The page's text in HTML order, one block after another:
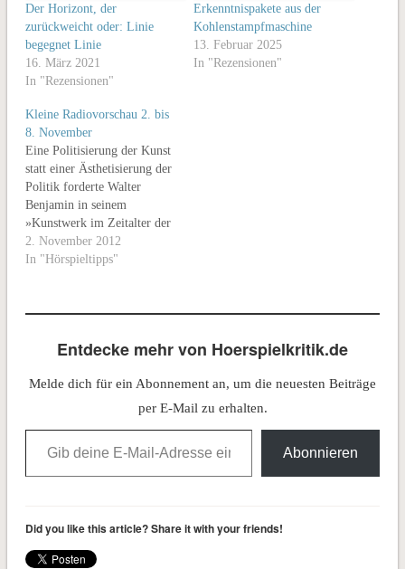
Der Horizont, der
zurückweicht oder: Linie
begegnet Linie
16. März 2021
In "Rezensionen"
Erkenntnispakete aus der
Kohlenstampfmaschine
13. Februar 2025
In "Rezensionen"
Kleine Radiovorschau 2. bis
8. November
Eine Politisierung der Kunst
statt einer Ästhetisierung der
Politik forderte Walter
Benjamin in seinem
»Kunstwerk im Zeitalter der
technischen
Reproduzierbarkeit«. Denn:
gipfeln in einem Punkt.
Krieg.« Die beiden
lassen sich vielleicht an zwei
Kunstströmungen erläutern:
2. November 2012
In "Hörspieltipps"
Entdecke mehr von Hoerspielkritik.de
Melde dich für ein Abonnement an, um die neuesten Beiträge
per E-Mail zu erhalten.
Gib deine E-Mail-Adresse ein ...
Abonnieren
Did you like this article? Share it with your friends!